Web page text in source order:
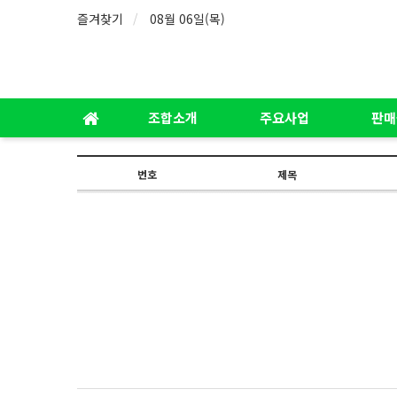
즐겨찾기 08월 06일(목)
조합소개 주요사업 판
번호 제목